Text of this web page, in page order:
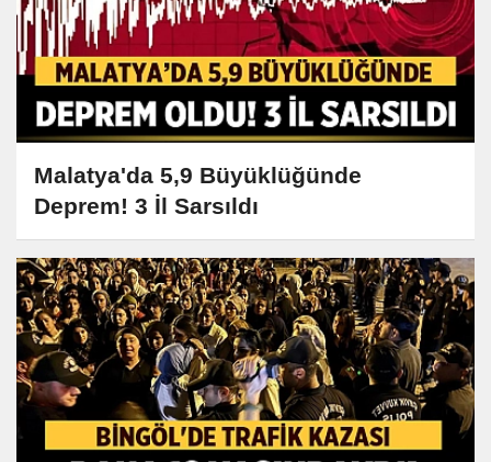
Malatya'da 5,9 Büyüklüğünde
Deprem! 3 İl Sarsıldı